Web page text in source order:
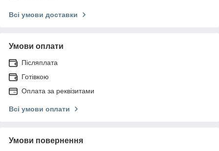
Всі умови доставки
Умови оплати
Післяплата
Готівкою
Оплата за реквізитами
Всі умови оплати
Умови повернення